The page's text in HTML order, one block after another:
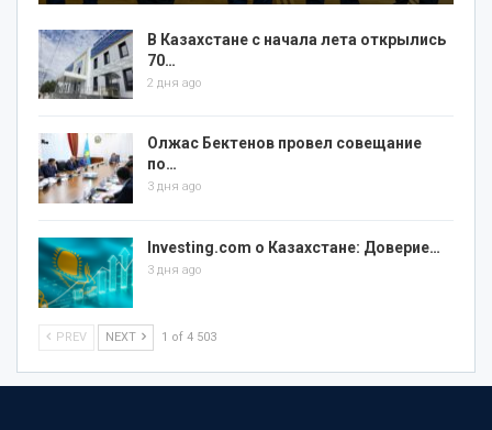
В Казахстане с начала лета открылись
70…
2 дня ago
Олжас Бектенов провел совещание
по…
3 дня ago
Investing.com о Казахстане: Доверие…
3 дня ago
PREV NEXT 1 of 4 503